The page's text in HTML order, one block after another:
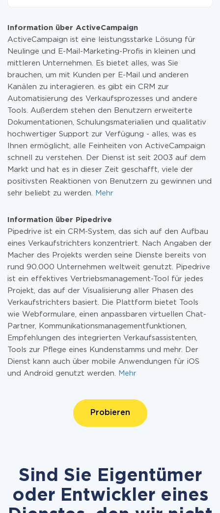
Weitere Informationen zuTarifen.
Information über ActiveCampaign
ActiveCampaign ist eine leistungsstarke Lösung für
Neulinge und E-Mail-Marketing-Profis in kleinen und
mittleren Unternehmen. Es bietet alles, was Sie
brauchen, um mit Kunden per E-Mail und anderen
Kanälen zu interagieren. es gibt ein CRM zur
Automatisierung des Verkaufsprozesses und andere
Tools. Außerdem stehen den Benutzern erweiterte
Dokumentationen, Schulungsmaterialien und qualitativ
hochwertiger Support zur Verfügung - alles, was es
Ihnen ermöglicht, alle Feinheiten von ActiveCampaign
schnell zu verstehen. Der Dienst ist seit 2003 auf dem
Markt und hat es in dieser Zeit geschafft, viele der
positivsten Reaktionen von Benutzern zu gewinnen und
sehr beliebt zu werden.
Mehr
Information über Pipedrive
Pipedrive ist ein CRM-System, das sich auf den Aufbau
eines Verkaufstrichters konzentriert. Nach Angaben der
Macher des Projekts werden seine Dienste bereits von
rund 90.000 Unternehmen weltweit genutzt. Pipedrive
ist ein effektives Vertriebsmanagement-Tool für jedes
Projekt, das auf der Visualisierung aller Phasen des
Verkaufstrichters basiert. Die Plattform bietet Tools
wie Webformulare, einen anpassbaren virtuellen Chat-
Partner, Kommunikationsmanagementfunktionen,
Empfehlungen des integrierten Verkaufsassistenten,
Tools zur Pflege eines Kundenstamms und mehr. Der
Dienst kann auch über mobile Anwendungen für iOS
und Android genutzt werden.
Mehr
Probieren
Sind Sie Eigentümer
oder Entwickler eines